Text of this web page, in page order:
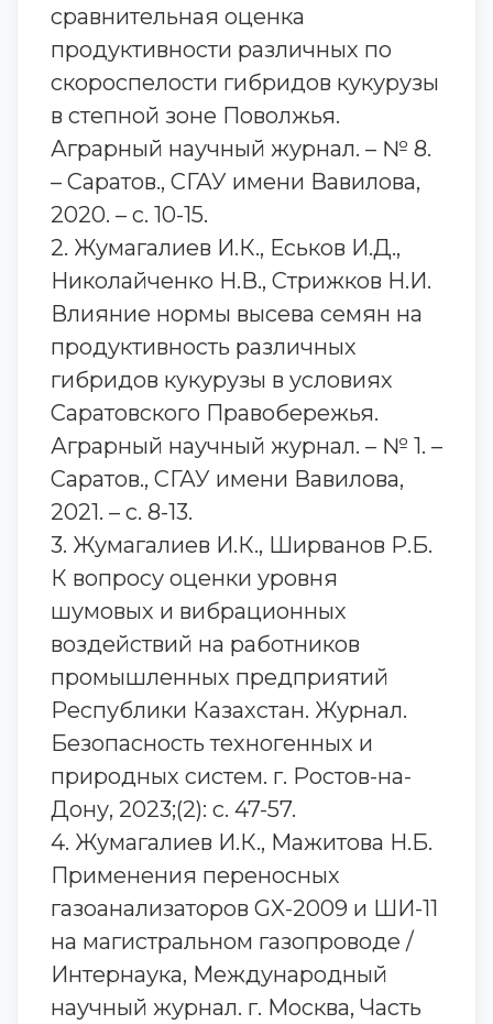
сравнительная оценка
продуктивности различных по
скороспелости гибридов кукурузы
в степной зоне Поволжья.
Аграрный научный журнал. – № 8.
– Саратов., СГАУ имени Вавилова,
2020. – с. 10-15.
2. Жумагалиев И.К., Еськов И.Д.,
Николайченко Н.В., Стрижков Н.И.
Влияние нормы высева семян на
продуктивность различных
гибридов кукурузы в условиях
Саратовского Правобережья.
Аграрный научный журнал. – № 1. –
Саратов., СГАУ имени Вавилова,
2021. – с. 8-13.
3. Жумагалиев И.К., Ширванов Р.Б.
К вопросу оценки уровня
шумовых и вибрационных
воздействий на работников
промышленных предприятий
Республики Казахстан. Журнал.
Безопасность техногенных и
природных систем. г. Ростов-на-
Дону, 2023;(2): с. 47-57.
4. Жумагалиев И.К., Мажитова Н.Б.
Применения переносных
газоанализаторов GX-2009 и ШИ-11
на магистральном газопроводе /
Интернаука, Международный
научный журнал. г. Москва, Часть